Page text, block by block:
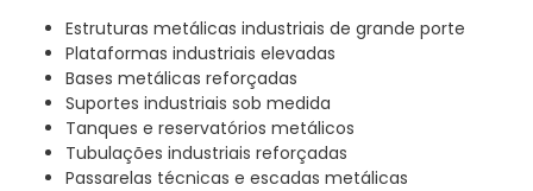
Estruturas metálicas industriais de grande porte
Plataformas industriais elevadas
Bases metálicas reforçadas
Suportes industriais sob medida
Tanques e reservatórios metálicos
Tubulações industriais reforçadas
Passarelas técnicas e escadas metálicas